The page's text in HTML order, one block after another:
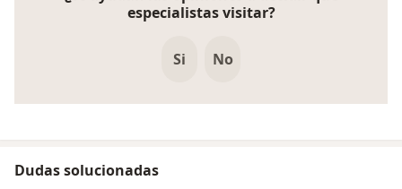
especialistas visitar?
Si No
Dudas solucionadas